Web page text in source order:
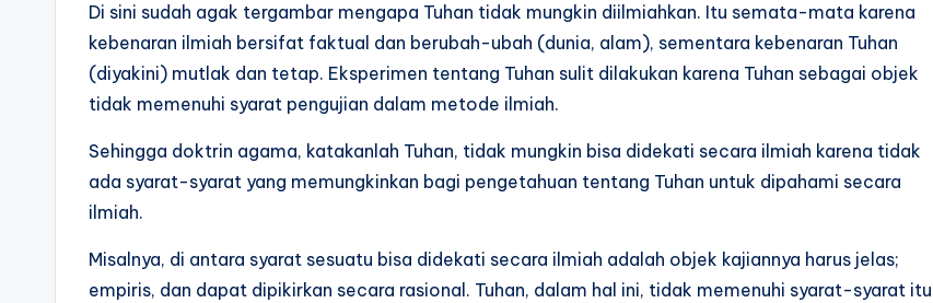
Di sini sudah agak tergambar mengapa Tuhan tidak mungkin diilmiahkan. Itu semata-mata karena
kebenaran ilmiah bersifat faktual dan berubah-ubah (dunia, alam), sementara kebenaran Tuhan
(diyakini) mutlak dan tetap. Eksperimen tentang Tuhan sulit dilakukan karena Tuhan sebagai objek
tidak memenuhi syarat pengujian dalam metode ilmiah.
Sehingga doktrin agama, katakanlah Tuhan, tidak mungkin bisa didekati secara ilmiah karena tidak
ada syarat-syarat yang memungkinkan bagi pengetahuan tentang Tuhan untuk dipahami secara
ilmiah.
Misalnya, di antara syarat sesuatu bisa didekati secara ilmiah adalah objek kajiannya harus jelas;
empiris, dan dapat dipikirkan secara rasional. Tuhan, dalam hal ini, tidak memenuhi syarat-syarat itu